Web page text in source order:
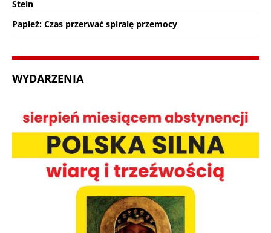
Stein
Papież: Czas przerwać spiralę przemocy
WYDARZENIA